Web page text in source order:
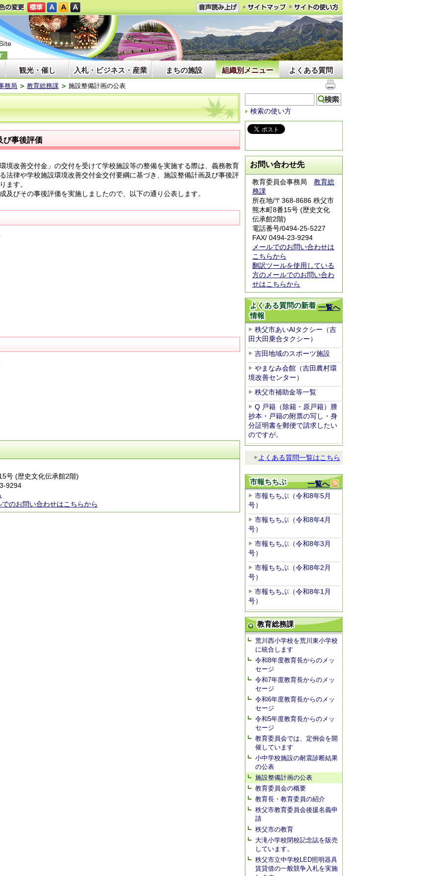
観光・催し 入札・ビジネス・産業 まちの施設 組織別メニュー よくある質問
務局 教育総務課 施設整備計画の公表
び事後評価
境改善交付金」の交付を受けて学校施設等の整備を実施する際は、義務教育
法律や学校施設環境改善交付金交付要綱に基づき、施設整備計画及び事後評
ます。
びその事後評価を実施しましたので、以下の通り公表します。
号 (歴史文化伝承館2階)
9294
のお問い合わせはこちらから
検索の使い方
お問い合わせ先
教育委員会事務局 教育総
務課
所在地/〒368-8686 秩父市
熊木町8番15号 (歴史文化
伝承館2階)
電話番号/0494-25-5227
FAX/ 0494-23-9294
メールでのお問い合わせは
こちらから
翻訳ツールを使用している
方のメールでのお問い合わ
せはこちらから
一覧へ
よくある質問の新着
情報
秩父市あいAIタクシー（吉
田大田乗合タクシー）
吉田地域のスポーツ施設
やまなみ会館（吉田農村環
境改善センター）
秩父市補助金等一覧
Q 戸籍（除籍・原戸籍）謄
抄本・戸籍の附票の写し・身
分証明書を郵便で請求したい
のですが。
よくある質問一覧はこちら
一覧へ
市報ちちぶ
市報ちちぶ（令和8年5月
号）
市報ちちぶ（令和8年4月
号）
市報ちちぶ（令和8年3月
号）
市報ちちぶ（令和8年2月
号）
市報ちちぶ（令和8年1月
号）
教育総務課
荒川西小学校を荒川東小学校
に統合します
令和8年度教育長からのメッ
セージ
令和7年度教育長からのメッ
セージ
令和6年度教育長からのメッ
セージ
令和5年度教育長からのメッ
セージ
教育委員会では、定例会を開
催しています
小中学校施設の耐震診断結果
の公表
施設整備計画の公表
教育委員会の概要
教育長・教育委員の紹介
秩父市教育委員会後援名義申
請
秩父市の教育
大滝小学校閉校記念誌を販売
しています。
秩父市立中学校LED照明器具
賃貸借の一般競争入札を実施